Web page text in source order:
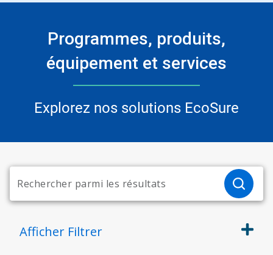
Programmes, produits,
équipement et services
Explorez nos solutions EcoSure​​​​​​​
Afficher Filtrer